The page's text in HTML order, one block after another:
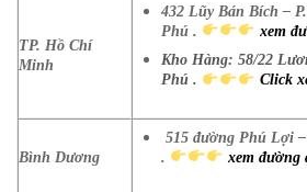
TP. Hồ Chí
Minh
432 Lũy Bán Bích –
Phú .
xem
Kho Hàng: 58/22
Phú .
Click
Bình Dương
515 đường Phú Lợi
.
xem đường